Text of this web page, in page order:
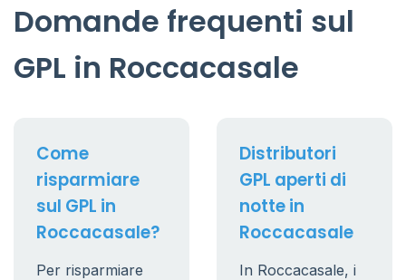
Domande frequenti sul
GPL in Roccacasale
Come
risparmiare
sul GPL in
Roccacasale?
Per risparmiare
Distributori
GPL aperti di
notte in
Roccacasale
In Roccacasale, i